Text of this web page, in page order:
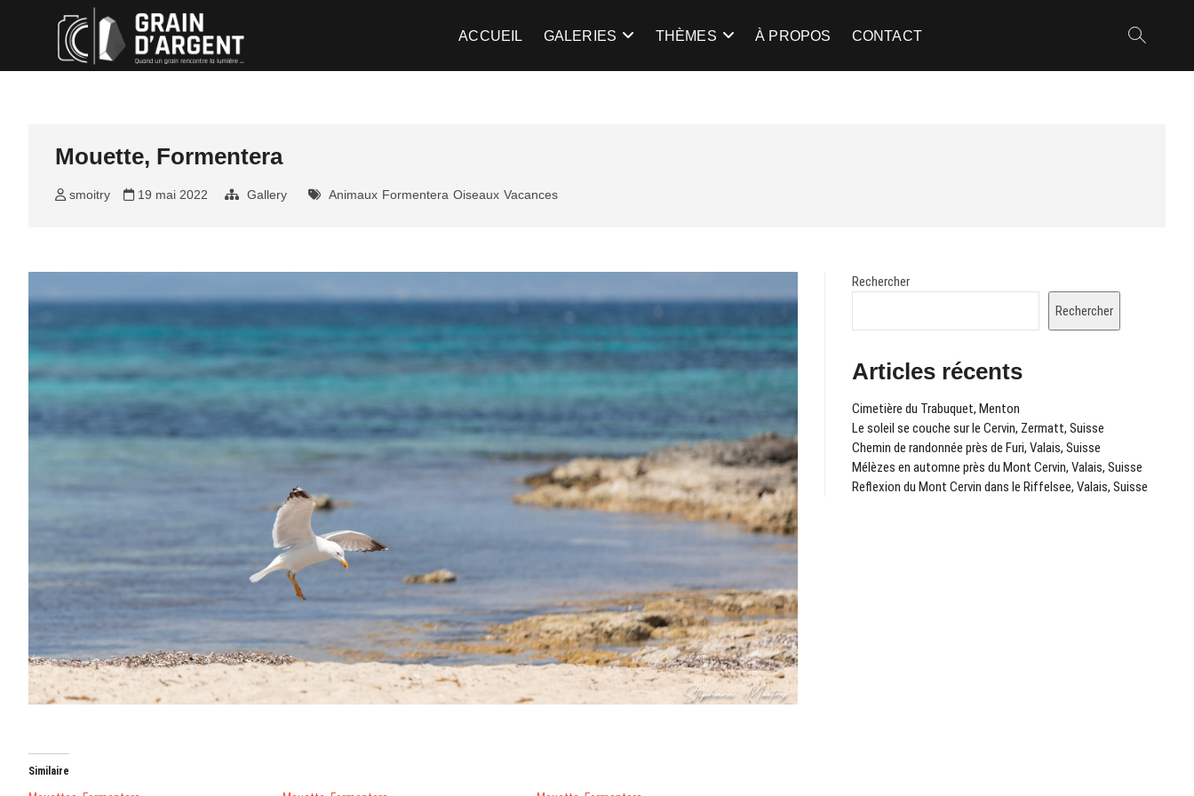
ACCUEIL GALERIES THÈMES À PROPOS CONTACT
Mouette, Formentera
smoitry 19 mai 2022 Gallery Animaux Formentera Oiseaux Vacances
Similaire
Rechercher
Rechercher
Articles récents
Cimetière du Trabuquet, Menton
Le soleil se couche sur le Cervin, Zermatt, Suisse
Chemin de randonnée près de Furi, Valais, Suisse
Mélèzes en automne près du Mont Cervin, Valais, Suisse
Reflexion du Mont Cervin dans le Riffelsee, Valais, Suisse